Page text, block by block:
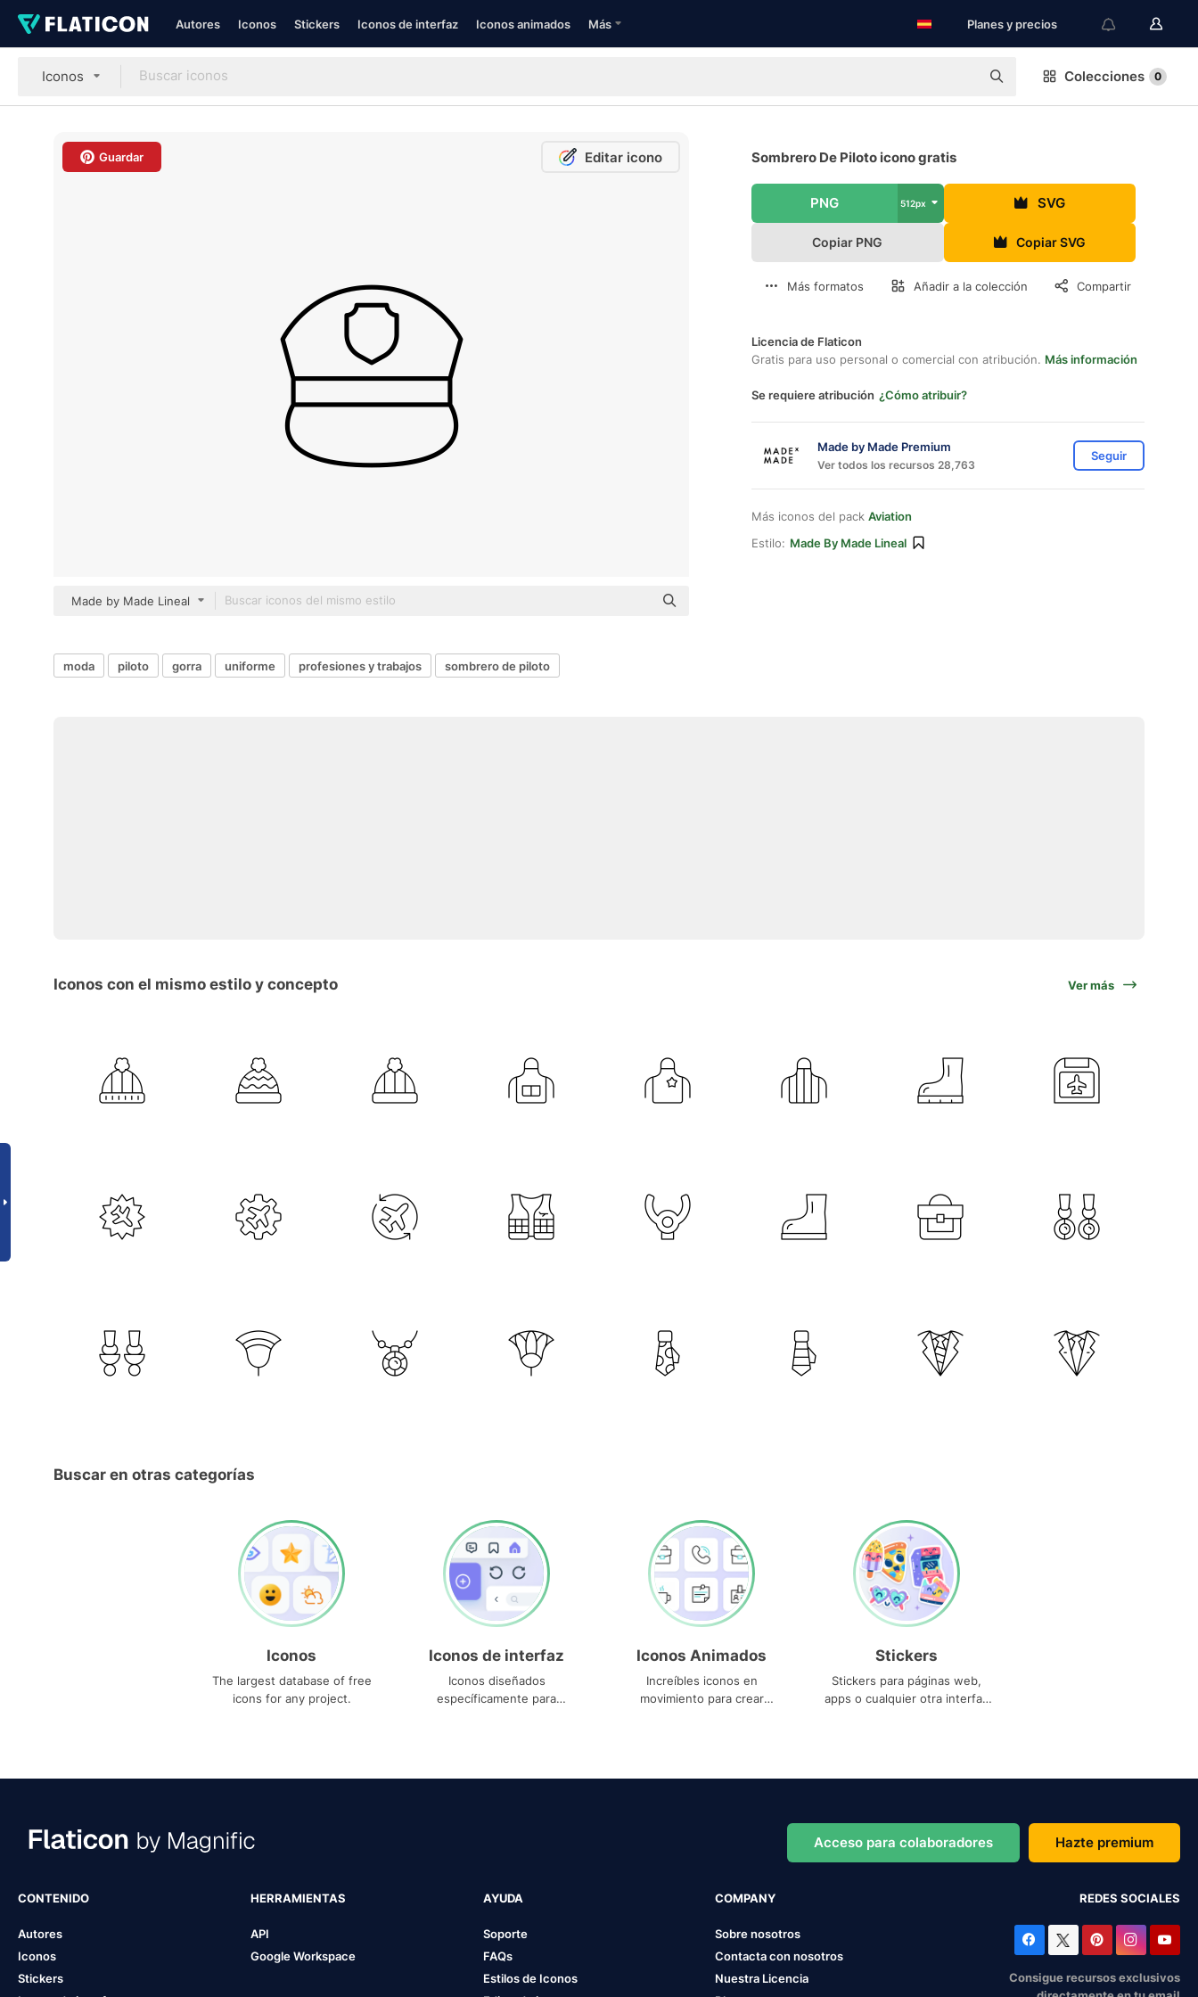
Autores Iconos Stickers Iconos de interfaz Iconos animados Más Planes y precios
Iconos Colecciones 0
Guardar Editar icono
Made by Made Lineal
Sombrero De Piloto icono gratis
PNG 512px SVG
Copiar PNG Copiar SVG
Más formatos Añadir a la colección Compartir
Licencia de Flaticon
Gratis para uso personal o comercial con atribución. Más información
Se requiere atribución ¿Cómo atribuir?
Made by Made Premium
Ver todos los recursos 28,763
Seguir
Más iconos del pack Aviation
Estilo: Made By Made Lineal
moda piloto gorra uniforme profesiones y trabajos sombrero de piloto
Iconos con el mismo estilo y concepto Ver más
Buscar en otras categorías
Iconos
The largest database of free
icons for any project.
Iconos de interfaz
Iconos diseñados
específicamente para
Iconos Animados
Increíbles iconos en
movimiento para crear
Stickers
Stickers para páginas web,
apps o cualquier otra interfaz
Acceso para colaboradores Hazte premium
CONTENIDO
Autores
Iconos
Stickers
HERRAMIENTAS
API
Google Workspace
AYUDA
Soporte
FAQs
Estilos de Iconos
COMPANY
Sobre nosotros
Contacta con nosotros
Nuestra Licencia
REDES SOCIALES
Consigue recursos exclusivos